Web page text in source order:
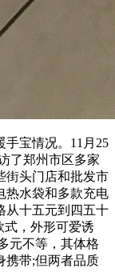
宝情况。11月25
了郑州市区多家
街头门店和批发市
热水袋和多款充电
从十五元到四五十
式，外形可爱诱
元不等，其体格
携带;但两者品质